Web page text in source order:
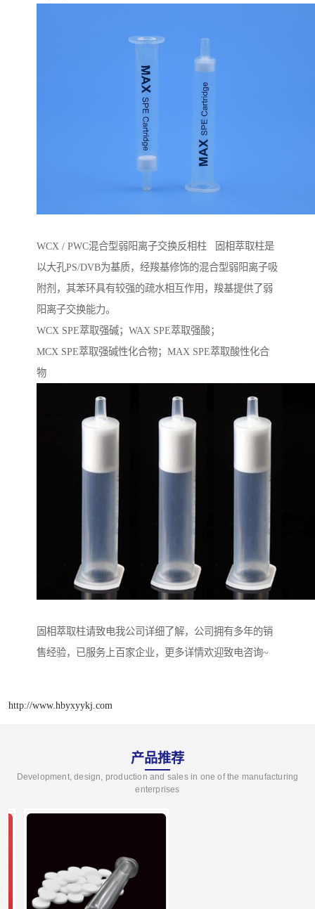
WCX / PWC混合型弱阳离子交换反相柱 固相萃取柱是
以大孔PS/DVB为基质，经羧基修饰的混合型弱阳离子吸
附剂，其苯环具有较强的疏水相互作用，羧基提供了弱
阳离子交换能力。
WCX SPE萃取强碱；WAX SPE萃取强酸；
MCX SPE萃取强碱性化合物；MAX SPE萃取酸性化合
物
固相萃取柱请致电我公司详细了解，公司拥有多年的销
售经验，已服务上百家企业，更多详情欢迎致电咨询~
http://www.hbyxyykj.com
产品推荐
Development, design, production and sales in one of the manufacturing
enterprises